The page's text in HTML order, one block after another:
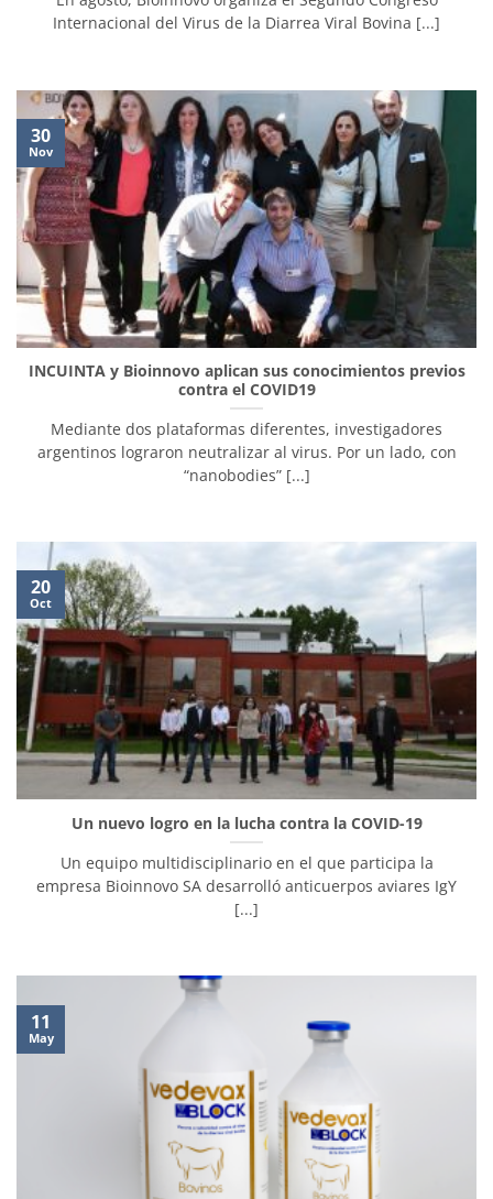
Internacional del Virus de la Diarrea Viral Bovina [...]
INCUINTA y Bioinnovo aplican sus conocimientos previos
contra el COVID19
Mediante dos plataformas diferentes, investigadores
argentinos lograron neutralizar al virus. Por un lado, con
“nanobodies” [...]
30
Nov
Un nuevo logro en la lucha contra la COVID-19
Un equipo multidisciplinario en el que participa la
empresa Bioinnovo SA desarrolló anticuerpos aviares IgY
[...]
20
Oct
11
May